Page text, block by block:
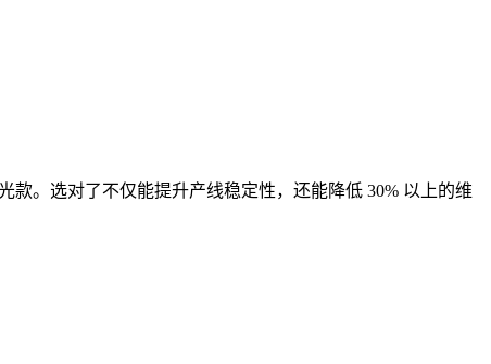
。选对了不仅能提升产线稳定性，还能降低 30% 以上的维